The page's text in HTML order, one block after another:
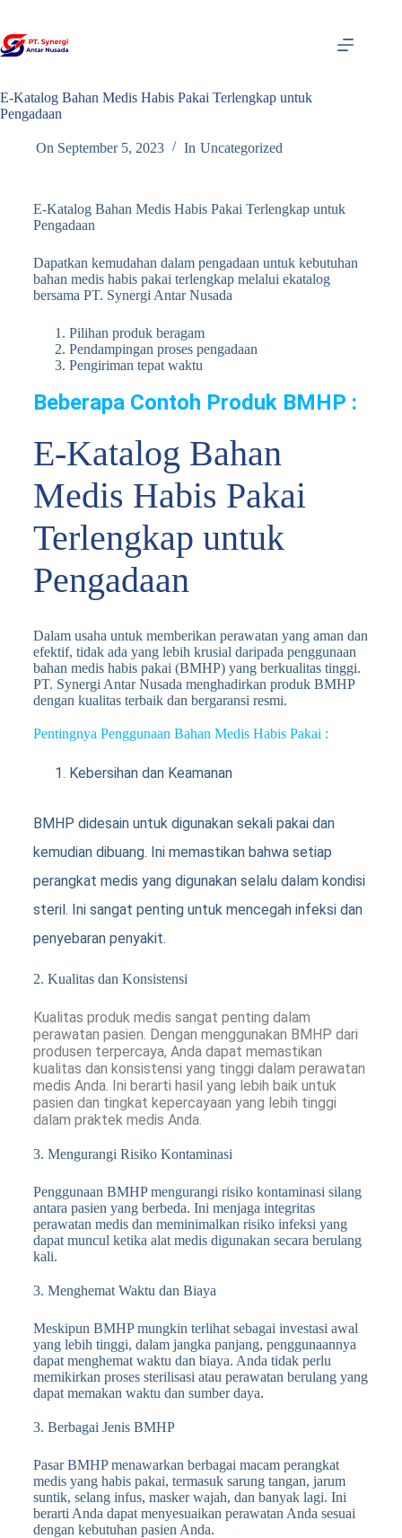
E-Katalog Bahan Medis Habis Pakai Terlengkap untuk
Pengadaan
On September 5, 2023 In Uncategorized
E-Katalog Bahan Medis Habis Pakai Terlengkap untuk
Pengadaan
Dapatkan kemudahan dalam pengadaan untuk kebutuhan
bahan medis habis pakai terlengkap melalui ekatalog
bersama PT. Synergi Antar Nusada
Pilihan produk beragam
Pendampingan proses pengadaan
Pengiriman tepat waktu
Beberapa Contoh Produk BMHP :
E-Katalog Bahan
Medis Habis Pakai
Terlengkap untuk
Pengadaan
Dalam usaha untuk memberikan perawatan yang aman dan
efektif, tidak ada yang lebih krusial daripada penggunaan
bahan medis habis pakai (BMHP) yang berkualitas tinggi.
PT. Synergi Antar Nusada menghadirkan produk BMHP
dengan kualitas terbaik dan bergaransi resmi.
Pentingnya Penggunaan Bahan Medis Habis Pakai :
Kebersihan dan Keamanan
BMHP didesain untuk digunakan sekali pakai dan
kemudian dibuang. Ini memastikan bahwa setiap
perangkat medis yang digunakan selalu dalam kondisi
steril. Ini sangat penting untuk mencegah infeksi dan
penyebaran penyakit.
2. Kualitas dan Konsistensi
Kualitas produk medis sangat penting dalam
perawatan pasien. Dengan menggunakan BMHP dari
produsen terpercaya, Anda dapat memastikan
kualitas dan konsistensi yang tinggi dalam perawatan
medis Anda. Ini berarti hasil yang lebih baik untuk
pasien dan tingkat kepercayaan yang lebih tinggi
dalam praktek medis Anda.
3. Mengurangi Risiko Kontaminasi
Penggunaan BMHP mengurangi risiko kontaminasi silang
antara pasien yang berbeda. Ini menjaga integritas
perawatan medis dan meminimalkan risiko infeksi yang
dapat muncul ketika alat medis digunakan secara berulang
kali.
3. Menghemat Waktu dan Biaya
Meskipun BMHP mungkin terlihat sebagai investasi awal
yang lebih tinggi, dalam jangka panjang, penggunaannya
dapat menghemat waktu dan biaya. Anda tidak perlu
memikirkan proses sterilisasi atau perawatan berulang yang
dapat memakan waktu dan sumber daya.
3. Berbagai Jenis BMHP
Pasar BMHP menawarkan berbagai macam perangkat
medis yang habis pakai, termasuk sarung tangan, jarum
suntik, selang infus, masker wajah, dan banyak lagi. Ini
berarti Anda dapat menyesuaikan perawatan Anda sesuai
dengan kebutuhan pasien Anda.